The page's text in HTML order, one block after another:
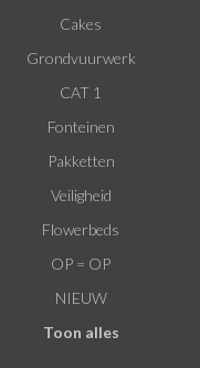
Cakes
Grondvuurwerk
CAT 1
Fonteinen
Pakketten
Veiligheid
Flowerbeds
OP = OP
NIEUW
Toon alles